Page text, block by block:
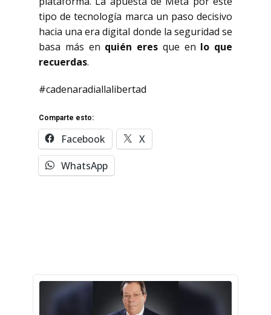
tipo de tecnología marca un paso decisivo
hacia una era digital donde la seguridad se
basa más en quién eres que en lo que
recuerdas.
#cadenaradiallalibertad
Comparte esto:
Facebook
X
WhatsApp